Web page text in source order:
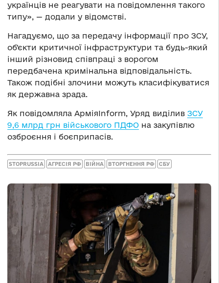
українців не реагувати на повідомлення такого
типу», — додали у відомстві.
Нагадуємо, що за передачу інформації про ЗСУ,
обʼєкти критичної інфраструктури та будь-який
інший різновид співпраці з ворогом
передбачена кримінальна відповідальність.
Також подібні злочини можуть класифікуватися
як державна зрада.
Як повідомляла АрміяInform, Уряд виділив ЗСУ
9,6 млрд грн військового ПДФО на закупівлю
озброєння і боєприпасів.
STOPRUSSIA АГРЕСІЯ РФ ВІЙНА ВТОРГНЕННЯ РФ СБУ